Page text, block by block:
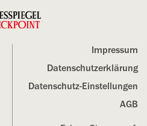
Impressum
Datenschutz­erklärung
Datenschutz-Einstellungen
AGB